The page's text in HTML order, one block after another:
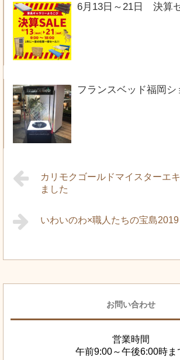
6月13日～21日 決算
フランスベッド福岡シ
カリモクゴールドマイスターエ
ました
いわいのわ×職人たちの宝島2019
お問い合わせ
営業時間
午前9:00～午後6:00時ま